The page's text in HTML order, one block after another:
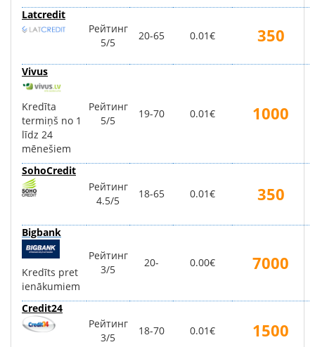
Latcredit
Рейтинг
5/5
20-65 0.01€ 350
Vivus
Kredīta
termiņš no 1
līdz 24
mēnešiem
Рейтинг
5/5
19-70 0.01€ 1000
SohoCredit
Рейтинг
4.5/5
18-65 0.01€ 350
Bigbank
Kredīts pret
ienākumiem
Рейтинг
3/5
20- 0.00€ 7000
Credit24
Рейтинг
3/5
18-70 0.01€ 1500